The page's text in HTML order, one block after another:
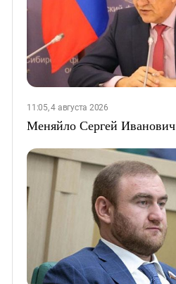
11:05, 4 августа 2026
Меняйло Сергей Иванович